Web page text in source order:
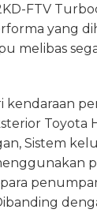
FTV
yang
melibas
kendaraan
Toyota
Sistem